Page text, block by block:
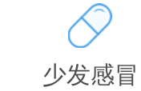
少发感冒